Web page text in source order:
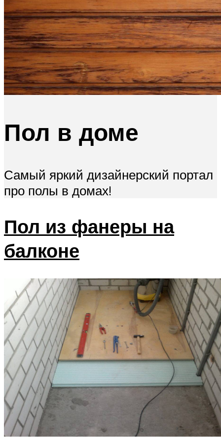
Меню
Пол в доме
Самый яркий дизайнерский портал
про полы в домах!
Пол из фанеры на
балконе